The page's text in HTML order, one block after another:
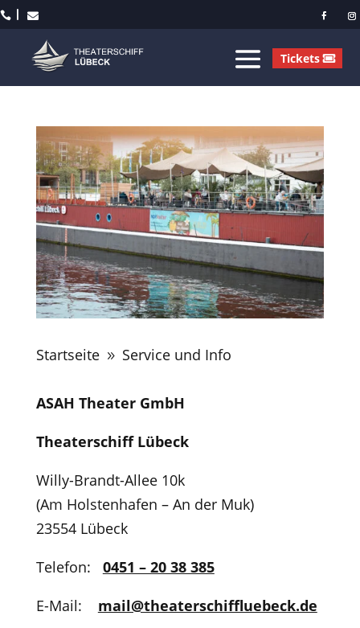
 
Tickets
Startseite 9 Service und Info
ASAH Theater GmbH
Theaterschiff Lübeck
Willy-Brandt-Allee 10k
(Am Holstenhafen – An der Muk)
23554 Lübeck
Telefon: 0451 – 20 38 385
E-Mail: mail@theaterschiffluebeck.de